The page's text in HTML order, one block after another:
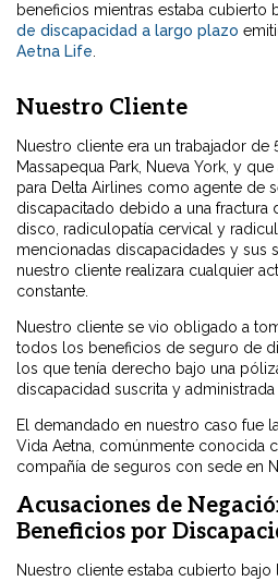
beneficios mientras estaba cubierto
de discapacidad a largo plazo
Aetna Life.
Nuestro Cliente
Nuestro cliente era un trabajador de
Massapequa Park, Nueva York, y
para Delta Airlines como agente de
discapacitado debido a una fractura
disco, radiculopatía cervical y
mencionadas discapacidades y sus
nuestro cliente realizara cualquier
constante.
Nuestro cliente se vio obligado a
todos los beneficios de seguro de
los que tenía derecho bajo una
discapacidad suscrita y
El demandado en nuestro caso fue
Vida Aetna, comúnmente conocida
compañía de seguros con sede en
Acusaciones de
Beneficios por
Nuestro cliente estaba cubierto